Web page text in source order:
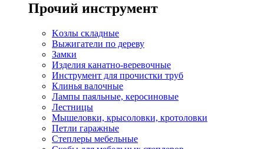
Прочий инструмент
Kозлы складные
Выжигатели по дереву
Замки
Изделия канатно-веревочные
Инструмент для прочистки труб
Клинья валочные
Лампы паяльные, керосиновые
Лестницы
Мышеловки, крысоловки, кротоловки
Петли гаражные
Степлеры мебельные